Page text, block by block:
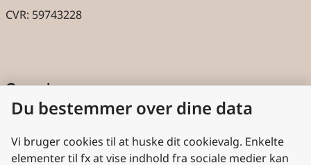
CVR: 59743228
Genveje
Cookies
Aktindsigt
Du bestemmer over dine data
Vi bruger cookies til at huske dit cookievalg. Enkelte
elementer til fx at vise indhold fra sociale medier kan